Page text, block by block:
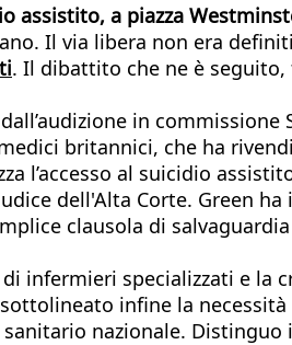
assistito, a piazza
Il via libera non era
. Il dibattito che ne è
in commissione
britannici, che ha
l’accesso al suicidio
dell'Alta Corte. Green ha
clausola di
infermieri specializzati e la
infine la
nazionale.